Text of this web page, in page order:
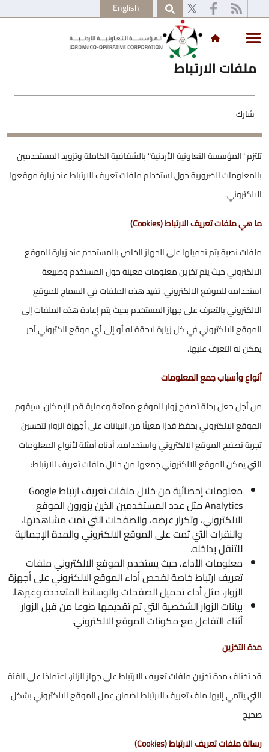
English
ملفات الارتباط
شارك
تلتزم "المؤسسة التعاونية الأردنية" بالشفافية الكاملة وتزويد المستخدمين
بالمعلومات الضرورية حول استخدام ملفات تعريف الارتباط عند زيارة موقعها
الالكتروني.
ما هي ملفات تعريف الارتباط (Cookies)
ملفات نصية يتم تحميلها على الجهاز الخاص بالمستخدم عند زيارة الموقع
الالكتروني حيث يتم تخزين معلومات معينة حول المستخدم وطبيعة
استخدامه للموقع الالكتروني. تفيد هذه الملفات في السماح للموقع
الالكتروني بالتعرف على جهاز المستخدم بحيث يتم إعادة هذه الملفات إلى
الموقع الالكتروني في كل زيارة لاحقة له أو إلى أي موقع الكتروني آخر
يمكن له التعرف عليها.
أنواع وأسباب جمع المعلومات
من أجل جعل رحلة تصفح زوار الموقع ممتعة وعملية قدر الإمكان، سيقوم
الموقع الالكتروني بحفظ قدرًا معينًا من البيانات على أجهزة الزوار لتحسين
تجربة تصفح الموقع الالكتروني واستخدامه. أدناه أمثلة لأنواع المعلومات
التي يمكن للموقع الالكتروني جمعها من خلال ملفات تعريف الارتباط:
معلومات إحصائية من خلال ملفات تعريف ارتباط Google
Analytics مثل عدد المستخدمين الذين يزورون الموقع
الالكتروني، وتكرار عرضه، والصفحات التي تمت مشاهدتها،
والنقرات التي تمت على الموقع الالكتروني والمدة الإجمالية
للتنقل بداخله.
معلومات الأداء، حيث يستخدم الموقع الالكتروني ملفات
تعريف ارتباط خاصة لفحص أداء الموقع الالكتروني على أجهزة
الزوار، مثل أداء تحميل الصفحات والوسائط المتعددة وغيرها.
بيانات الزوار الشخصية التي تم تقديمها طوعا من قبل الزوار
أثناء التفاعل مع مكونات الموقع الالكتروني.
مدة التخزين
قد تختلف مدة تخزين ملفات تعريف الارتباط على جهاز الزائر، اعتمادًا على الفئة
التي ينتمي إليها ملف تعريف الارتباط لضمان عمل الموقع الالكتروني بشكل
صحيح
رسالة ملفات تعريف الارتباط (Cookies)